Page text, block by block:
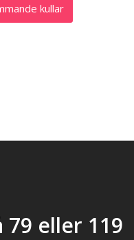
kullar
eller 119